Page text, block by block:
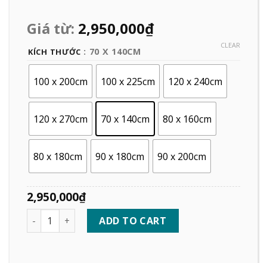
Giá từ: 2,950,000₫
KÍCH THƯỚC : 70 X 140CM
100 x 200cm 100 x 225cm 120 x 240cm
120 x 270cm 70 x 140cm 80 x 160cm
80 x 180cm 90 x 180cm 90 x 200cm
CLEAR
2,950,000₫
Quantity ADD TO CART